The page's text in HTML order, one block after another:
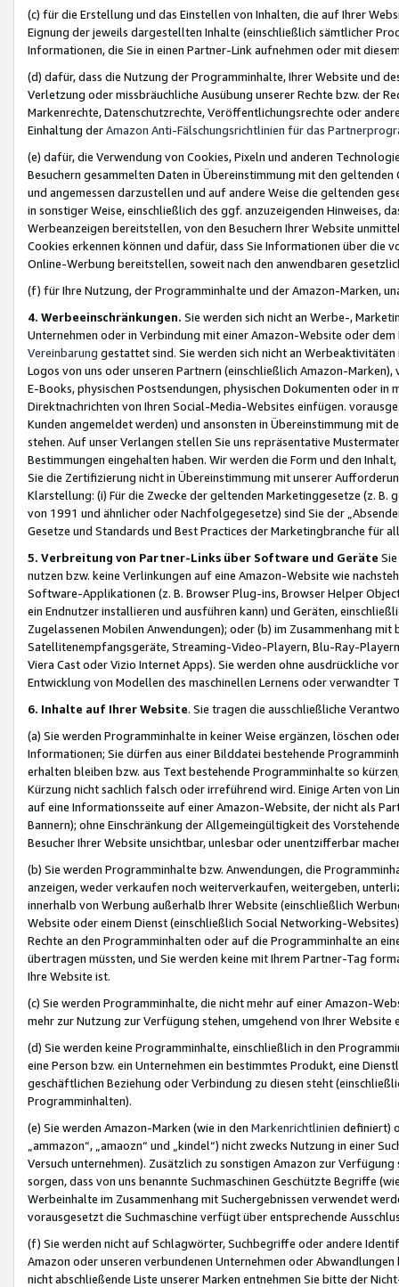
(c) für die Erstellung und das Einstellen von Inhalten, die auf Ihrer
Eignung der jeweils dargestellten Inhalte (einschließlich sämtlicher
Informationen, die Sie in einen Partner-Link aufnehmen oder mit
(d) dafür, dass die Nutzung der Programminhalte, Ihrer Website und
Verletzung oder missbräuchliche Ausübung unserer Rechte bzw. der
Markenrechte, Datenschutzrechte, Veröffentlichungsrechte oder
Einhaltung derAmazon Anti-Fälschungsrichtlinien für das
(e) dafür, die Verwendung von Cookies, Pixeln und anderen
Besuchern gesammelten Daten in Übereinstimmung mit den
und angemessen darzustellen und auf andere Weise die geltenden
in sonstiger Weise, einschließlich des ggf. anzuzeigenden Hinweises,
Werbeanzeigen bereitstellen, von den Besuchern Ihrer Website
Cookies erkennen können und dafür, dass Sie Informationen über die
Online-Werbung bereitstellen, soweit nach den anwendbaren
(f) für Ihre Nutzung, der Programminhalte und der Amazon-Marken,
4. Werbeeinschränkungen. Sie werden sich nicht an Werbe-,
Unternehmen oder in Verbindung mit einer Amazon-Website oder
Vereinbarung gestattet sind. Sie werden sich nicht an
Logos von uns oder unseren Partnern (einschließlich Amazon-
E-Books, physischen Postsendungen, physischen Dokumenten oder in
Direktnachrichten von Ihren Social-Media-Websites einfügen.
Kunden angemeldet werden) und ansonsten in Übereinstimmung mit
stehen. Auf unser Verlangen stellen Sie uns repräsentative
Bestimmungen eingehalten haben. Wir werden die Form und den
Sie die Zertifizierung nicht in Übereinstimmung mit unserer
Klarstellung: (i) Für die Zwecke der geltenden Marketinggesetze (z. B.
von 1991 und ähnlicher oder Nachfolgegesetze) sind Sie der
Gesetze und Standards und Best Practices der Marketingbranche für
5. Verbreitung von Partner-Links über Software und Geräte
nutzen bzw. keine Verlinkungen auf eine Amazon-Website wie
Software-Applikationen (z. B. Browser Plug-ins, Browser Helper
ein Endnutzer installieren und ausführen kann) und Geräten,
Zugelassenen Mobilen Anwendungen); oder (b) im Zusammenhang
Satellitenempfangsgeräte, Streaming-Video-Playern, Blu-Ray-
Viera Cast oder Vizio Internet Apps). Sie werden ohne ausdrückliche
Entwicklung von Modellen des maschinellen Lernens oder
6. Inhalte auf Ihrer Website. Sie tragen die ausschließliche
(a) Sie werden Programminhalte in keiner Weise ergänzen, löschen
Informationen; Sie dürfen aus einer Bilddatei bestehende
erhalten bleiben bzw. aus Text bestehende Programminhalte so
Kürzung nicht sachlich falsch oder irreführend wird. Einige Arten von
auf eine Informationsseite auf einer Amazon-Website, der nicht als
Bannern); ohne Einschränkung der Allgemeingültigkeit des
Besucher Ihrer Website unsichtbar, unlesbar oder unentzifferbar
(b) Sie werden Programminhalte bzw. Anwendungen, die
anzeigen, weder verkaufen noch weiterverkaufen, weitergeben,
innerhalb von Werbung außerhalb Ihrer Website (einschließlich
Website oder einem Dienst (einschließlich Social Networking-
Rechte an den Programminhalten oder auf die Programminhalte an
übertragen müssten, und Sie werden keine mit Ihrem Partner-Tag
Ihre Website ist.
(c) Sie werden Programminhalte, die nicht mehr auf einer Amazon-
mehr zur Nutzung zur Verfügung stehen, umgehend von Ihrer
(d) Sie werden keine Programminhalte, einschließlich in den
eine Person bzw. ein Unternehmen ein bestimmtes Produkt, eine
geschäftlichen Beziehung oder Verbindung zu diesen steht
Programminhalten).
(e) Sie werden Amazon-Marken (wie in den Markenrichtlinien definiert)
„ammazon“, „amaozn“ und „kindel“) nicht zwecks Nutzung in einer
Versuch unternehmen). Zusätzlich zu sonstigen Amazon zur
sorgen, dass von uns benannte Suchmaschinen Geschützte Begriffe
Werbeinhalte im Zusammenhang mit Suchergebnissen verwendet
vorausgesetzt die Suchmaschine verfügt über entsprechende
(f) Sie werden nicht auf Schlagwörter, Suchbegriffe oder andere
Amazon oder unseren verbundenen Unternehmen oder
nicht abschließende Liste unserer Marken entnehmen Sie bitte der